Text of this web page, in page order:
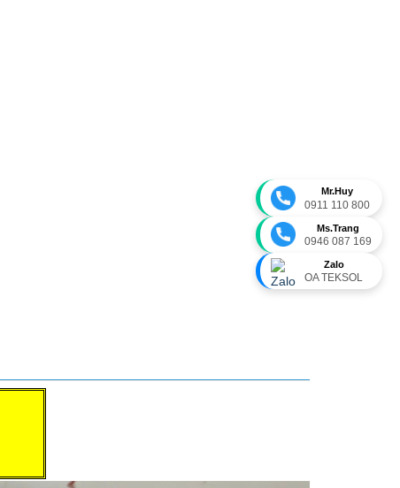
Mr.Huy
0911 110 800
Ms.Trang
0946 087 169
Zalo
OA TEKSOL